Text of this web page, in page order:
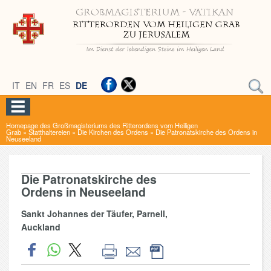
IT EN FR ES DE
Homepage des Großmagisteriums des Ritterordens vom Heiligen
Grab » Statthaltereien » Die Kirchen des Ordens » Die Patronatskirche des Ordens in
Neuseeland
Die Patronatskirche des
Ordens in Neuseeland
Sankt Johannes der Täufer, Parnell,
Auckland